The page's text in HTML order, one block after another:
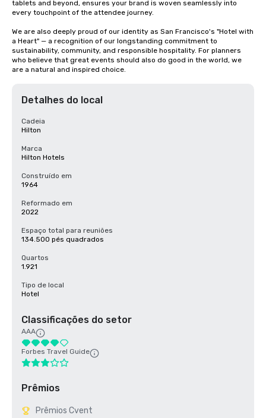
tablets and beyond, ensures your brand is woven seamlessly into
every touchpoint of the attendee journey.
We are also deeply proud of our identity as San Francisco's "Hotel with
a Heart" — a recognition of our longstanding commitment to
sustainability, community, and responsible hospitality. For planners
who believe that great events should also do good in the world, we
are a natural and inspired choice.
Detalhes do local
Cadeia
Hilton
Marca
Hilton Hotels
Construído em
1964
Reformado em
2022
Espaço total para reuniões
134.500 pés quadrados
Quartos
1.921
Tipo de local
Hotel
Classificações do setor
AAA
Forbes Travel Guide
Prêmios
Prêmios Cvent